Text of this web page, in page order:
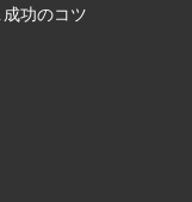
功のコツ